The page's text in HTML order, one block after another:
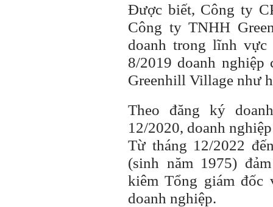
Được biết, Công ty
Công ty TNHH
doanh trong lĩnh
8/2019 doanh nghiệp
Greenhill Village như
Theo đăng ký
12/2020, doanh
Từ tháng 12/2022
(sinh năm 1975)
kiêm Tổng giám đốc
doanh nghiệp.